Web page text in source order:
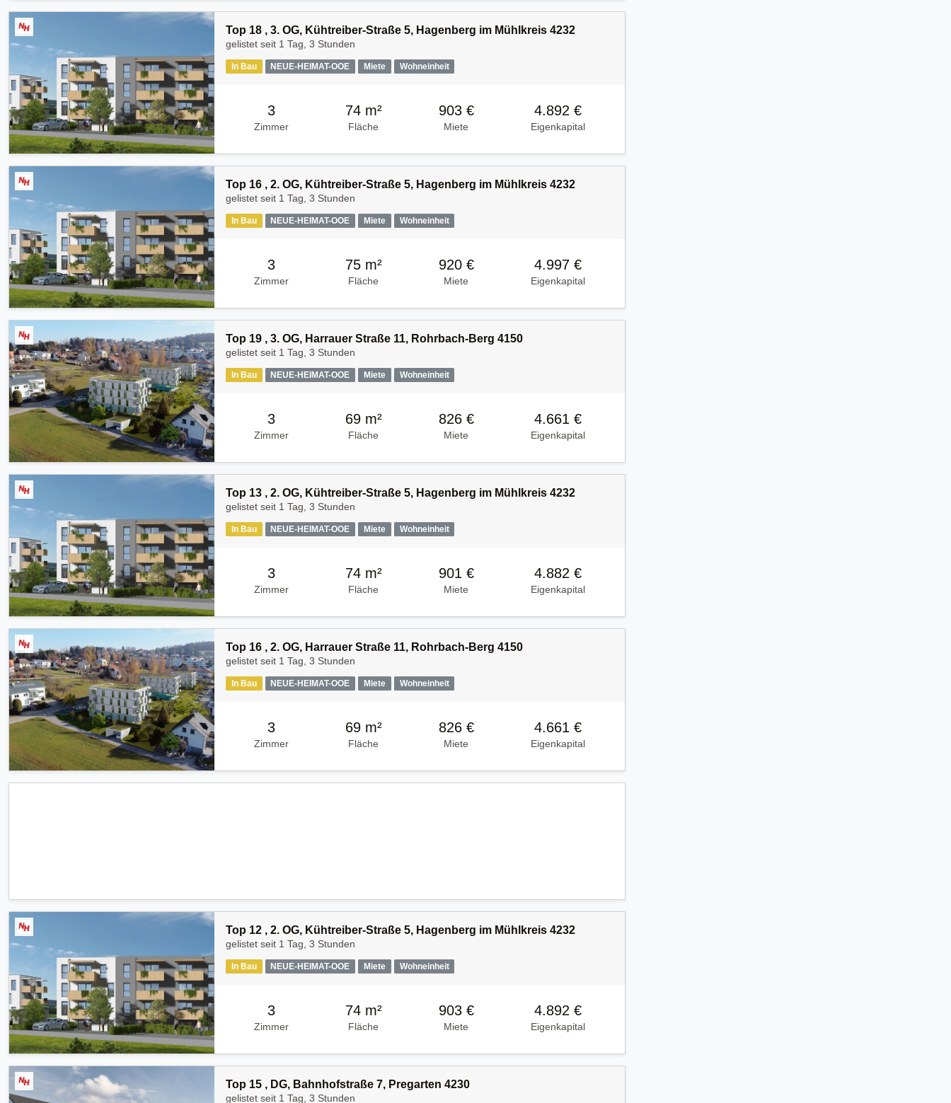
Top 18 , 3. OG, Kühtreiber-Straße 5, Hagenberg im Mühlkreis 4232
gelistet seit 1 Tag, 3 Stunden
In Bau NEUE-HEIMAT-OOE Miete Wohneinheit
3
Zimmer
74 m²
Fläche
903 €
Miete
4.892 €
Eigenkapital
Top 16 , 2. OG, Kühtreiber-Straße 5, Hagenberg im Mühlkreis 4232
gelistet seit 1 Tag, 3 Stunden
In Bau NEUE-HEIMAT-OOE Miete Wohneinheit
3
Zimmer
75 m²
Fläche
920 €
Miete
4.997 €
Eigenkapital
Top 19 , 3. OG, Harrauer Straße 11, Rohrbach-Berg 4150
gelistet seit 1 Tag, 3 Stunden
In Bau NEUE-HEIMAT-OOE Miete Wohneinheit
3
Zimmer
69 m²
Fläche
826 €
Miete
4.661 €
Eigenkapital
Top 13 , 2. OG, Kühtreiber-Straße 5, Hagenberg im Mühlkreis 4232
gelistet seit 1 Tag, 3 Stunden
In Bau NEUE-HEIMAT-OOE Miete Wohneinheit
3
Zimmer
74 m²
Fläche
901 €
Miete
4.882 €
Eigenkapital
Top 16 , 2. OG, Harrauer Straße 11, Rohrbach-Berg 4150
gelistet seit 1 Tag, 3 Stunden
In Bau NEUE-HEIMAT-OOE Miete Wohneinheit
3
Zimmer
69 m²
Fläche
826 €
Miete
4.661 €
Eigenkapital
Top 12 , 2. OG, Kühtreiber-Straße 5, Hagenberg im Mühlkreis 4232
gelistet seit 1 Tag, 3 Stunden
In Bau NEUE-HEIMAT-OOE Miete Wohneinheit
3
Zimmer
74 m²
Fläche
903 €
Miete
4.892 €
Eigenkapital
Top 15 , DG, Bahnhofstraße 7, Pregarten 4230
gelistet seit 1 Tag, 3 Stunden